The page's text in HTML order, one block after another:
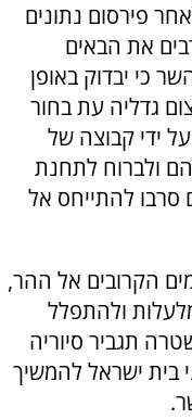
פירסום נתונים
את הבאים
כי יבדוק באופן
גדליה עת בחור
ידי קבוצה של
ולברוח לתחנת
להתייחס אל
הקרובים אל ההר,
ולהתפלל
תגביר סיוריה
בית ישראל להמשיך